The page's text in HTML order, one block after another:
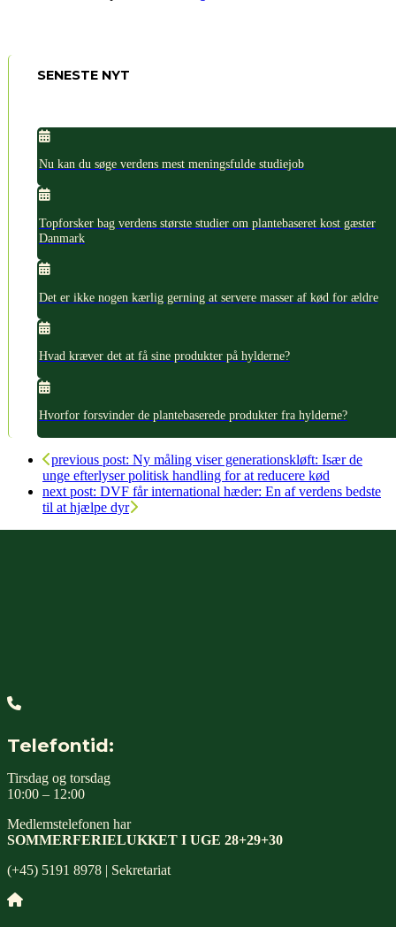
SENESTE NYT
Nu kan du søge verdens mest meningsfulde studiejob
Topforsker bag verdens største studier om plantebaseret kost gæster
Danmark
Det er ikke nogen kærlig gerning at servere masser af kød for ældre
Hvad kræver det at få sine produkter på hylderne?
Hvorfor forsvinder de plantebaserede produkter fra hylderne?
previous post: Ny måling viser generationskløft: Især de
unge efterlyser politisk handling for at reducere kød
next post: DVF får international hæder: En af verdens bedste
til at hjælpe dyr
Telefontid:
Tirsdag og torsdag
10:00 – 12:00
Medlemstelefonen har
SOMMERFERIELUKKET I UGE 28+29+30
(+45) 5191 8978 | Sekretariat